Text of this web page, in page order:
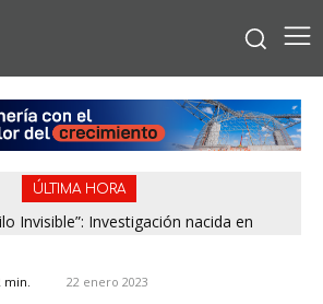
ÚLTIMA HORA
Invisible”: Investigación nacida en
min. 22 enero 2023